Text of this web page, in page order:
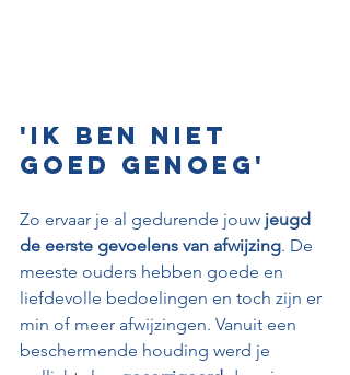
'Ik ben niet
goed genoeg'
Zo ervaar je al gedurende jouw jeugd
de eerste gevoelens van afwijzing. De
meeste ouders hebben goede en
liefdevolle bedoelingen en toch zijn er
min of meer afwijzingen. Vanuit een
beschermende houding werd je